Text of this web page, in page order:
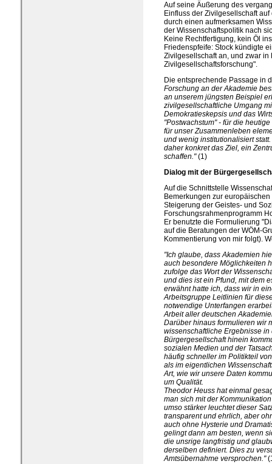
Auf seine Äußerung des
Einfluss der Zivilgesellschaft
durch einen aufmerksamen
der Wissenschaftspolitik nach
Keine Rechtfertigung, kein Öl
Friedenspfeife: Stock kündigte
Zivilgesellschaft an, und zwar in
Zivilgesellschaftsforschung".
Die entsprechende Passage in
Forschung an der Akademie
an unserem jüngsten Beispiel
zivilgesellschaftliche Umgang
Demokratieskepsis und das
"Postwachstum" - für die
für unser Zusammenleben
und wenig institutionalisiert
daher konkret das Ziel, ein
schaffen."(1)
Dialog mit der
Auf die Schnittstelle
Bemerkungen zur
Steigerung der Geistes- und
Forschungsrahmenprogramm
Er benutzte die Formulierung
auf die Beratungen der WÖM-
Kommentierung von mir folgt).
"Ich glaube, dass Akademien
auch besondere Möglichkeiten
zufolge das Wort der
und dies ist ein Pfund, mit dem
erwähnt hatte ich, dass wir in
Arbeitsgruppe Leitlinien für
notwendige Unterfangen
Arbeit aller deutschen
Darüber hinaus formulieren wir
wissenschaftliche Ergebnisse
Bürgergesellschaft hinein
sozialen Medien und der
häufig schneller im Politikteil
als im eigentlichen
Art, wie wir unsere Daten
um Qualität.
Theodor Heuss hat einmal
man sich mit der
umso stärker leuchtet dieser
transparent und ehrlich, aber
auch ohne Hysterie und
gelingt dann am besten, wenn
die unsrige langfristig und
derselben definiert. Dies zu
Amtsübernahme versprochen."